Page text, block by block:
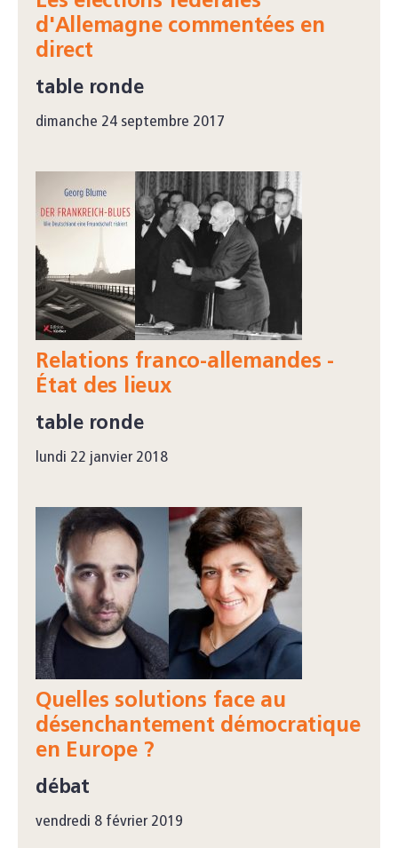
d'Allemagne commentées en
direct
table ronde
dimanche 24 septembre 2017
Relations franco-allemandes -
État des lieux
table ronde
lundi 22 janvier 2018
Quelles solutions face au
désenchantement démocratique
en Europe ?
débat
vendredi 8 février 2019